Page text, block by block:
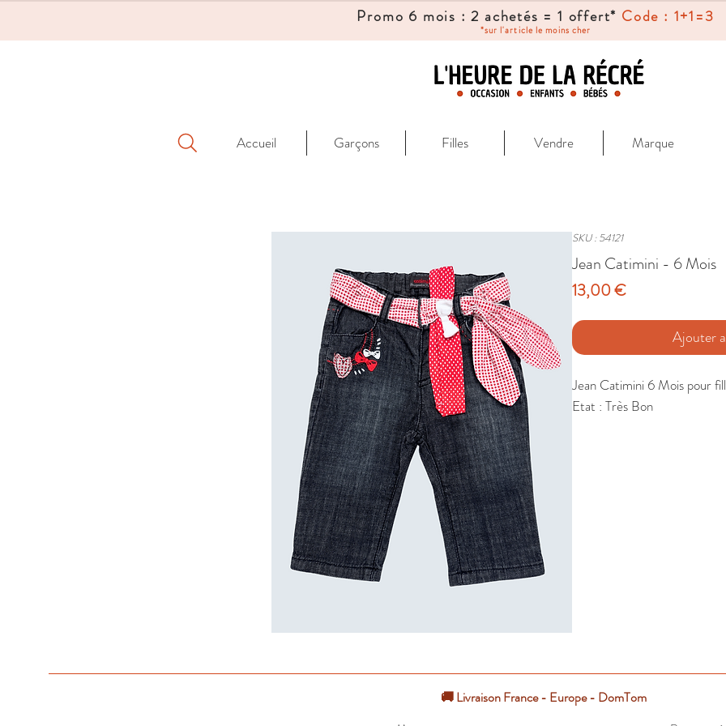
Promo 6 mois : 2 achetés = 1 offert* Code : 1+1=3
*sur l'article le moins cher
Accueil Garçons Filles Vendre Marque
SKU : 54121
Jean Catimini - 6 Mois
13,00 €Prix
Ajouter
Jean Catimini 6 Mois pour
Etat : Très Bon
🚚 Livraison France - Europe - DomTom